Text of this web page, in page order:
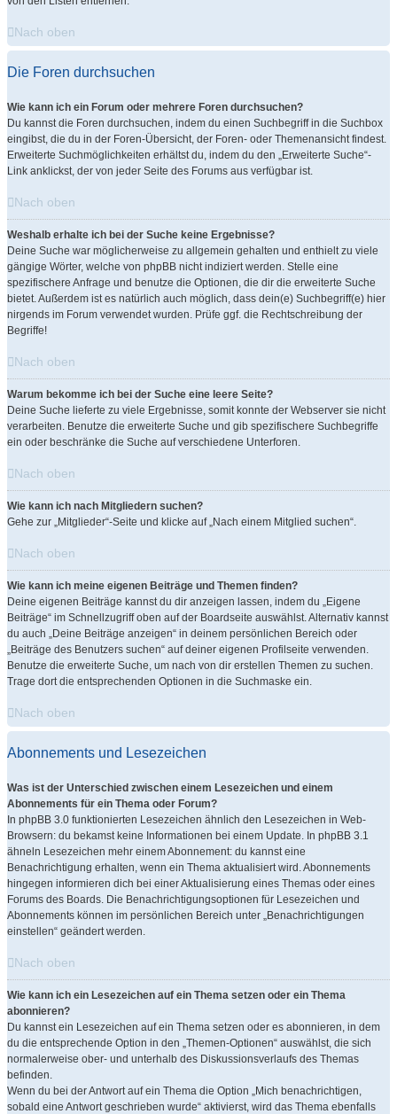
Nach oben
Die Foren durchsuchen
Wie kann ich ein Forum oder mehrere Foren durchsuchen?
Du kannst die Foren durchsuchen, indem du einen Suchbegriff in die Suchbox
eingibst, die du in der Foren-Übersicht, der Foren- oder Themenansicht findest.
Erweiterte Suchmöglichkeiten erhältst du, indem du den „Erweiterte Suche“-
Link anklickst, der von jeder Seite des Forums aus verfügbar ist.
Nach oben
Weshalb erhalte ich bei der Suche keine Ergebnisse?
Deine Suche war möglicherweise zu allgemein gehalten und enthielt zu viele
gängige Wörter, welche von phpBB nicht indiziert werden. Stelle eine
spezifischere Anfrage und benutze die Optionen, die dir die erweiterte Suche
bietet. Außerdem ist es natürlich auch möglich, dass dein(e) Suchbegriff(e) hier
nirgends im Forum verwendet wurden. Prüfe ggf. die Rechtschreibung der
Begriffe!
Nach oben
Warum bekomme ich bei der Suche eine leere Seite?
Deine Suche lieferte zu viele Ergebnisse, somit konnte der Webserver sie nicht
verarbeiten. Benutze die erweiterte Suche und gib spezifischere Suchbegriffe
ein oder beschränke die Suche auf verschiedene Unterforen.
Nach oben
Wie kann ich nach Mitgliedern suchen?
Gehe zur „Mitglieder“-Seite und klicke auf „Nach einem Mitglied suchen“.
Nach oben
Wie kann ich meine eigenen Beiträge und Themen finden?
Deine eigenen Beiträge kannst du dir anzeigen lassen, indem du „Eigene
Beiträge“ im Schnellzugriff oben auf der Boardseite auswählst. Alternativ kannst
du auch „Deine Beiträge anzeigen“ in deinem persönlichen Bereich oder
„Beiträge des Benutzers suchen“ auf deiner eigenen Profilseite verwenden.
Benutze die erweiterte Suche, um nach von dir erstellen Themen zu suchen.
Trage dort die entsprechenden Optionen in die Suchmaske ein.
Nach oben
Abonnements und Lesezeichen
Was ist der Unterschied zwischen einem Lesezeichen und einem
Abonnements für ein Thema oder Forum?
In phpBB 3.0 funktionierten Lesezeichen ähnlich den Lesezeichen in Web-
Browsern: du bekamst keine Informationen bei einem Update. In phpBB 3.1
ähneln Lesezeichen mehr einem Abonnement: du kannst eine
Benachrichtigung erhalten, wenn ein Thema aktualisiert wird. Abonnements
hingegen informieren dich bei einer Aktualisierung eines Themas oder eines
Forums des Boards. Die Benachrichtigungsoptionen für Lesezeichen und
Abonnements können im persönlichen Bereich unter „Benachrichtigungen
einstellen“ geändert werden.
Nach oben
Wie kann ich ein Lesezeichen auf ein Thema setzen oder ein Thema
abonnieren?
Du kannst ein Lesezeichen auf ein Thema setzen oder es abonnieren, in dem
du die entsprechende Option in den „Themen-Optionen“ auswählst, die sich
normalerweise ober- und unterhalb des Diskussionsverlaufs des Themas
befinden.
Wenn du bei der Antwort auf ein Thema die Option „Mich benachrichtigen,
sobald eine Antwort geschrieben wurde“ aktivierst, wird das Thema ebenfalls